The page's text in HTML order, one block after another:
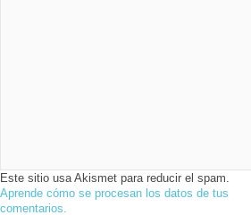
Este sitio usa Akismet para reducir el spam.
Aprende cómo se procesan los datos de tus
comentarios.